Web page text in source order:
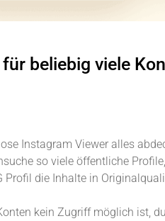
beliebig viele
Instagram Viewer alles
so viele öffentliche
Profil die Inhalte in
kein Zugriff möglich ist,